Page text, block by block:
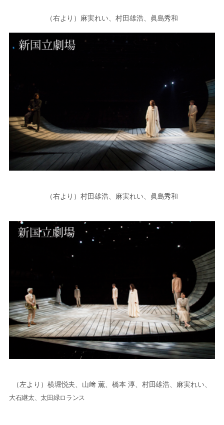
（右より）麻実れい、村田雄浩、眞島秀和
（右より）村田雄浩、麻実れい、眞島秀和
（左より）横堀悦夫、山﨑 薫、橋本 淳、村田雄浩、麻実れい、
大石継太、太田緑ロランス